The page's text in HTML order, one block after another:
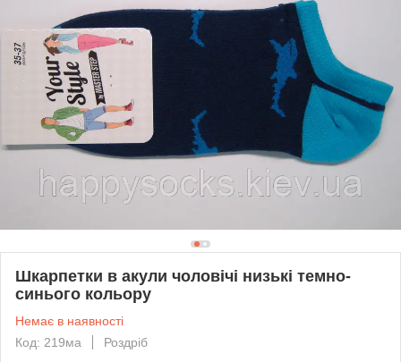
Шкарпетки в акули чоловічі низькі темно-
синього кольору
Немає в наявності
Код: 219ма
Роздріб